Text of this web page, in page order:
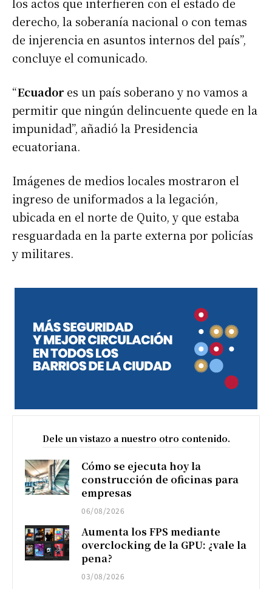
derecho, la soberanía nacional o con temas
de injerencia en asuntos internos del país”,
concluye el comunicado.
“Ecuador es un país soberano y no vamos a
permitir que ningún delincuente quede en la
impunidad”, añadió la Presidencia
ecuatoriana.
Imágenes de medios locales mostraron el
ingreso de uniformados a la legación,
ubicada en el norte de Quito, y que estaba
resguardada en la parte externa por policías
y militares.
Dele un vistazo a nuestro otro contenido.
Cómo se ejecuta hoy la
construcción de oficinas para
empresas
06/08/2026
Aumenta los FPS mediante
overclocking de la GPU: ¿vale la
pena?
03/08/2026